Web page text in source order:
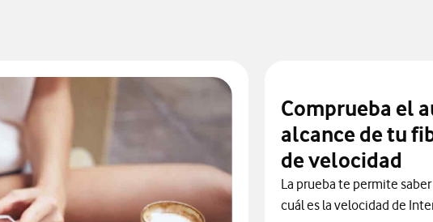
Comprueba el
alcance de tu
de velocidad
La prueba te permite
cuál es la velocidad de